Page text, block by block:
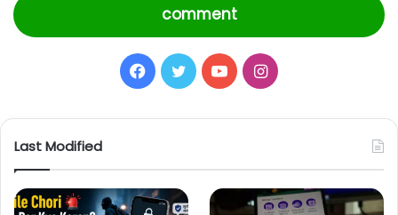
comment
Facebook
TwitterYouTubeInstagram
Last Modified